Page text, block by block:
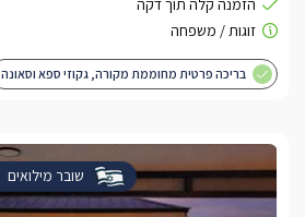
בריכה פרטית מחוממת מקורה, גקוזי ספא וסאונה
שובר מילואים